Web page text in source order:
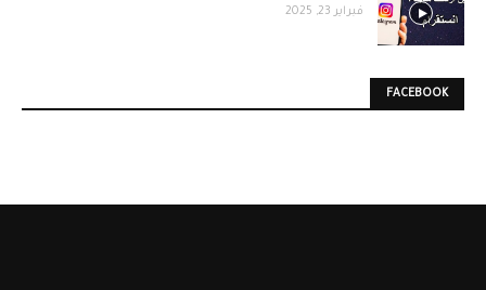
فبراير 23, 2025
FACEBOOK